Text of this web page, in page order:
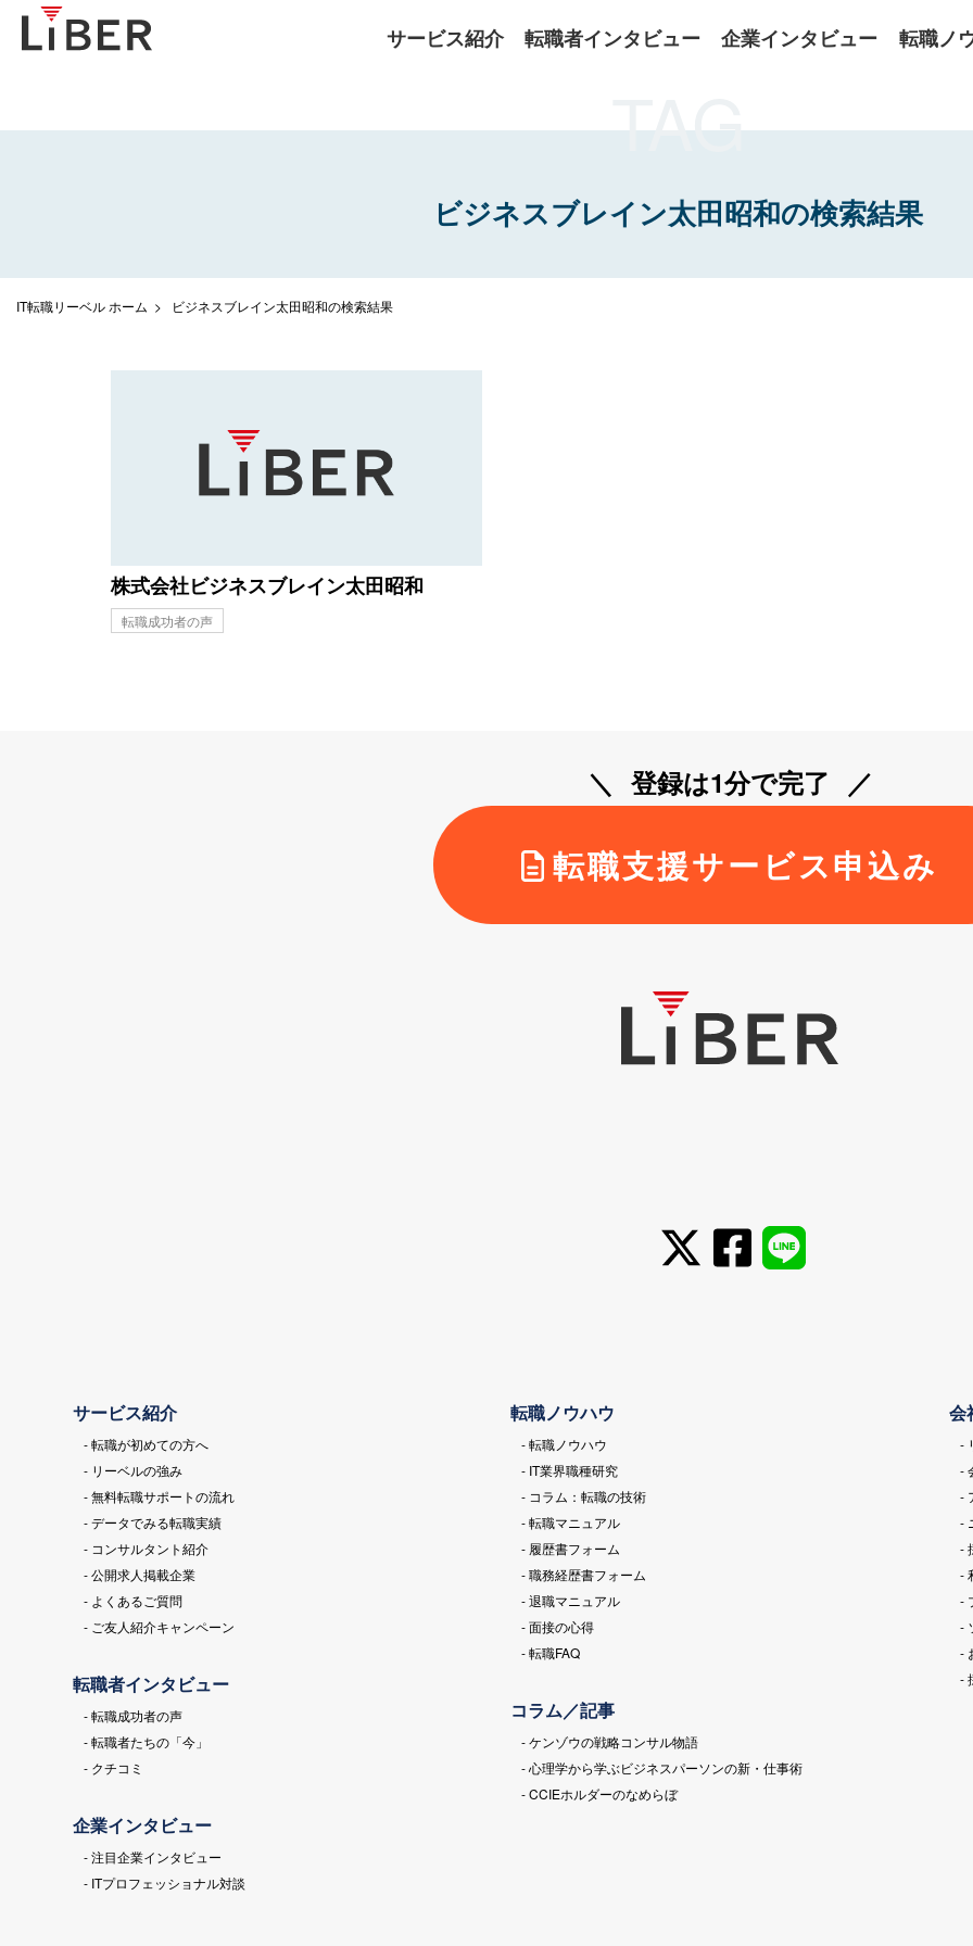
サービス紹介 転職者インタビュー 企業インタビュー 転職ノ
TAG
ビジネスブレイン太田昭和の検索結果
IT転職リーベル ホーム ビジネスブレイン太田昭和の検索結果
株式会社ビジネスブレイン太田昭和
転職成功者の声
登録は1分で完了
転職支援サービス申込み
サービス紹介
- 転職が初めての方へ
- リーベルの強み
- 無料転職サポートの流れ
- データでみる転職実績
- コンサルタント紹介
- 公開求人掲載企業
- よくあるご質問
- ご友人紹介キャンペーン
転職者インタビュー
- 転職成功者の声
- 転職者たちの「今」
- クチコミ
企業インタビュー
- 注目企業インタビュー
- ITプロフェッショナル対談
転職ノウハウ
- 転職ノウハウ
- IT業界職種研究
- コラム：転職の技術
- 転職マニュアル
- 履歴書フォーム
- 職務経歴書フォーム
- 退職マニュアル
- 面接の心得
- 転職FAQ
コラム／記事
- ケンゾウの戦略コンサル物語
- 心理学から学ぶビジネスパーソンの新・仕事術
- CCIEホルダーのなめらぼ
会
-
-
-
-
-
-
-
-
-
-